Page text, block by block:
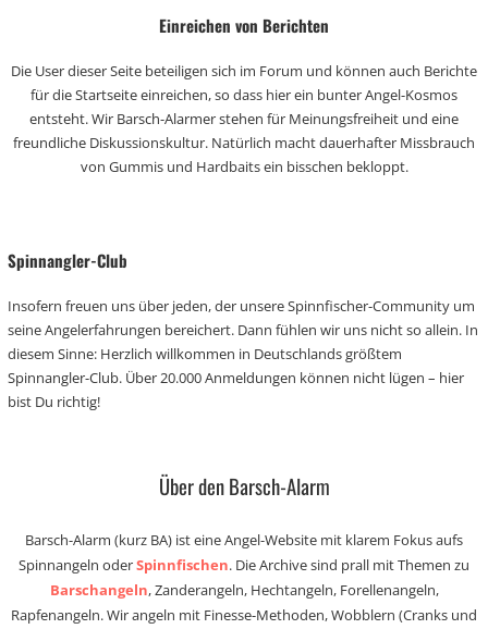
Einreichen von Berichten
Die User dieser Seite beteiligen sich im Forum und können auch Berichte
für die Startseite einreichen, so dass hier ein bunter Angel-Kosmos
entsteht. Wir Barsch-Alarmer stehen für Meinungsfreiheit und eine
freundliche Diskussionskultur. Natürlich macht dauerhafter Missbrauch
von Gummis und Hardbaits ein bisschen bekloppt.
Spinnangler-Club
Insofern freuen uns über jeden, der unsere Spinnfischer-Community um
seine Angelerfahrungen bereichert. Dann fühlen wir uns nicht so allein. In
diesem Sinne: Herzlich willkommen in Deutschlands größtem
Spinnangler-Club. Über 20.000 Anmeldungen können nicht lügen – hier
bist Du richtig!
Über den Barsch-Alarm
Barsch-Alarm (kurz BA) ist eine Angel-Website mit klarem Fokus aufs
Spinnangeln oderSpinnfischen. Die Archive sind prall mit Themen zu
Barschangeln, Zanderangeln, Hechtangeln, Forellenangeln,
Rapfenangeln. Wir angeln mit Finesse-Methoden, Wobblern (Cranks und